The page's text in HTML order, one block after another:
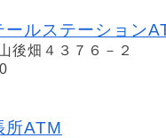
ルステーション
後畑４３７６－２
所ATM